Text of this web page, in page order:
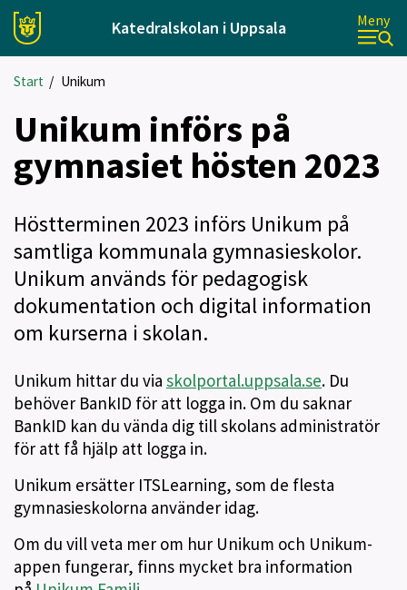
Katedralskolan i Uppsala Meny
Start / Unikum
Unikum införs på
gymnasiet hösten 2023
Höstterminen 2023 införs Unikum på
samtliga kommunala gymnasieskolor.
Unikum används för pedagogisk
dokumentation och digital information
om kurserna i skolan.
Unikum hittar du via skolportal.uppsala.se. Du
behöver BankID för att logga in. Om du saknar
BankID kan du vända dig till skolans administratör
för att få hjälp att logga in.
Unikum ersätter ITSLearning, som de flesta
gymnasieskolorna använder idag.
Om du vill veta mer om hur Unikum och Unikum-
appen fungerar, finns mycket bra information